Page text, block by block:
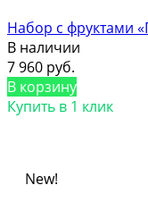
Набор с фруктами
В наличии
7 960 руб.
В корзину
Купить в 1 клик
New!